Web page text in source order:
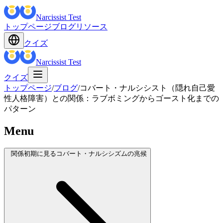
Narcissist Test
トップページブログリソース
クイズ
Narcissist Test
クイズ
トップページ/ブログ/コバート・ナルシシスト（隠れ自己愛
性人格障害）との関係：ラブボミングからゴースト化までの
パターン
Menu
関係初期に見るコバート・ナルシシズムの兆候